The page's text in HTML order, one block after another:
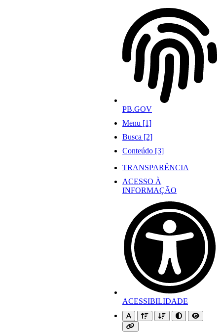
PB.GOV
Menu [1]
Busca [2]
Conteúdo [3]
TRANSPARÊNCIA
ACESSO À
INFORMAÇÃO
ACESSIBILIDADE